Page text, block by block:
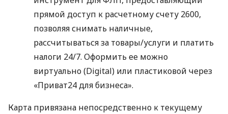
прямой доступ к расчетному счету 2600,
позволяя снимать наличные,
рассчитываться за товары/услуги и платить
налоги 24/7. Оформить ее можно
виртуально (Digital) или пластиковой через
«Приват24 для бизнеса».
Карта привязана непосредственно к текущему